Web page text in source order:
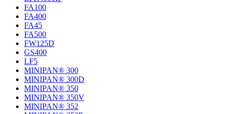
FA100
FA400
FA45
FA500
FW125D
GS400
LF5
MINIPAN® 300
MINIPAN® 300D
MINIPAN® 350
MINIPAN® 350V
MINIPAN® 352